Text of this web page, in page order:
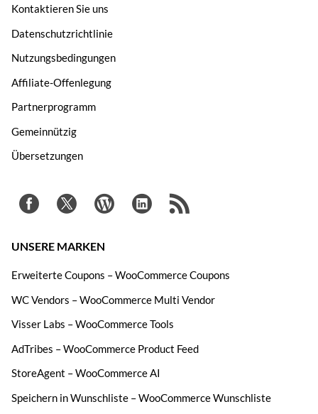
Kontaktieren Sie uns
Datenschutzrichtlinie
Nutzungsbedingungen
Affiliate-Offenlegung
Partnerprogramm
Gemeinnützig
Übersetzungen
UNSERE MARKEN
Erweiterte Coupons – WooCommerce Coupons
WC Vendors – WooCommerce Multi Vendor
Visser Labs – WooCommerce Tools
AdTribes – WooCommerce Product Feed
StoreAgent – WooCommerce AI
Speichern in Wunschliste – WooCommerce Wunschliste